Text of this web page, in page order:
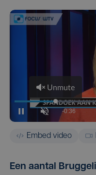
Embed video
Een aantal